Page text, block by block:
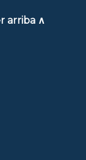
arriba ∧